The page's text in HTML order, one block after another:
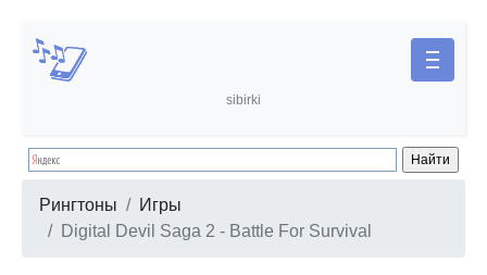
sibirki
Рингтоны
Игры
Digital Devil Saga 2 - Battle For Survival